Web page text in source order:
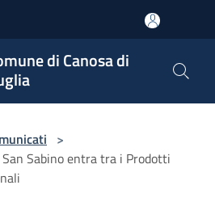
di Canosa di
>
Sabino entra tra i Prodotti